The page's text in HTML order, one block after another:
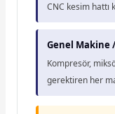
CNC kesim hattı
Genel Makine /
Kompresör,
gerektiren her